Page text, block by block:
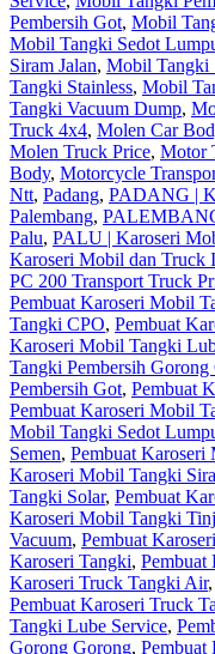
Pembersih Got, Mobil
Mobil Tangki Sedot
Siram Jalan, Mobil Tangki
Tangki Stainless, Mobil
Tangki Vacuum Dump,
Truck 4x4, Molen Car
Molen Truck Price, Motor
Body, Motorcycle
Ntt, Padang, PADANG |
Palembang,
Palu, PALU | Karoseri
Karoseri Mobil dan Truck
PC 200 Transport Truck
Pembuat Karoseri Mobil
Tangki CPO, Pembuat
Karoseri Mobil Tangki
Tangki Pembersih Gorong
Pembersih Got, Pembuat
Pembuat Karoseri Mobil
Mobil Tangki Sedot
Semen, Pembuat Karoseri
Karoseri Mobil Tangki
Tangki Solar, Pembuat
Karoseri Mobil Tangki
Vacuum, Pembuat
Karoseri Tangki, Pembuat
Karoseri Truck Tangki Air,
Pembuat Karoseri Truck
Tangki Lube Service,
Gorong Gorong, Pembuat